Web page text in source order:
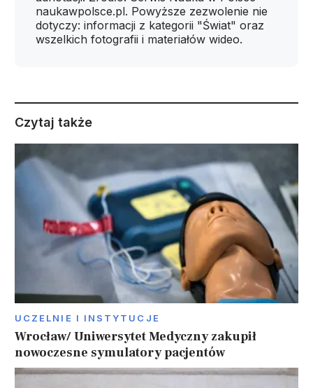
naukawpolsce.pl. Powyższe zezwolenie nie
dotyczy: informacji z kategorii "Świat" oraz
wszelkich fotografii i materiałów wideo.
Czytaj także
UCZELNIE I INSTYTUCJE
Wrocław/ Uniwersytet Medyczny zakupił
nowoczesne symulatory pacjentów